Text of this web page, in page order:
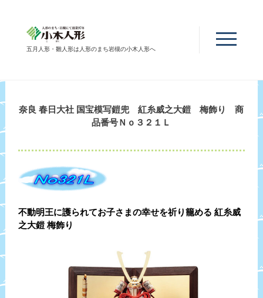
五月人形・雛人形は人形のまち岩槻の小木人形へ
奈良 春日大社 国宝模写鎧兜 紅糸威之大鎧 梅飾り 商
品番号Ｎｏ３２１Ｌ
不動明王に護られてお子さまの幸せを祈り籠める 紅糸威
之大鎧 梅飾り